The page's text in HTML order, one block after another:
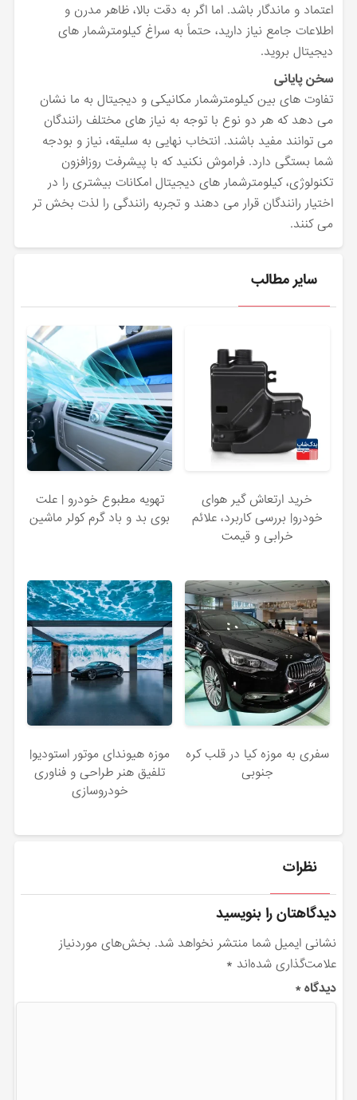
اعتماد و ماندگار باشد. اما اگر به دقت بالا، ظاهر مدرن و
اطلاعات جامع نیاز دارید، حتماً به سراغ کیلومترشمار های
دیجیتال بروید.
سخن پایانی
تفاوت های بین کیلومترشمار مکانیکی و دیجیتال به ما نشان
می دهد که هر دو نوع با توجه به نیاز های مختلف رانندگان
می توانند مفید باشند. انتخاب نهایی به سلیقه، نیاز و بودجه
شما بستگی دارد. فراموش نکنید که با پیشرفت روزافزون
تکنولوژی، کیلومترشمار های دیجیتال امکانات بیشتری را در
اختیار رانندگان قرار می دهند و تجربه رانندگی را لذت بخش تر
می کنند.
سایر مطالب
خرید ارتعاش‌ گیر هوای
خودرو| بررسی کاربرد، علائم
خرابی و قیمت
تهویه مطبوع خودرو | علت
بوی بد و باد گرم کولر ماشین
سفری به موزه کیا در قلب کره‌
جنوبی
موزه هیوندای موتور استودیو|
تلفیق هنر طراحی و فناوری
خودروسازی
نظرات
دیدگاهتان را بنویسید
نشانی ایمیل شما منتشر نخواهد شد. بخش‌های موردنیاز
علامت‌گذاری شده‌اند *
دیدگاه*